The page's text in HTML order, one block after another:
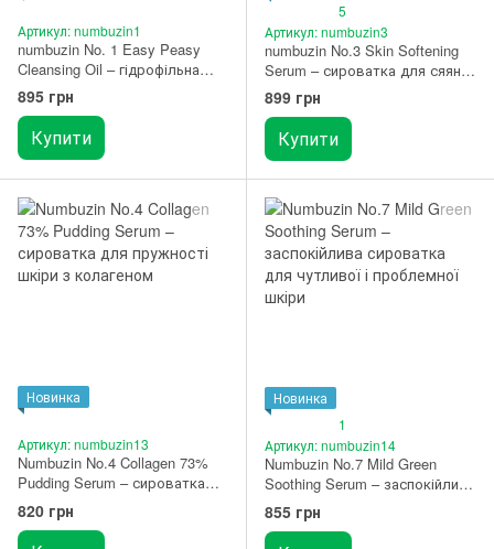
Артикул: numbuzin1
numbuzin No. 1 Easy Peasy
Cleansing Oil – гідрофільна
олія для очищення макіяжу
200 мл
895 грн
Купити
5
Артикул: numbuzin3
numbuzin No.3 Skin Softening
Serum – сироватка для сяяння
шкіри 50 мл
899 грн
Купити
Новинка
Артикул: numbuzin13
Numbuzin No.4 Collagen 73%
Pudding Serum – сироватка
для пружності шкіри з
колагеном 50 мл
820 грн
Новинка
1
Артикул: numbuzin14
Numbuzin No.7 Mild Green
Soothing Serum – заспокійлива
сироватка для чутливої і
проблемної шкіри 50 мл
855 грн